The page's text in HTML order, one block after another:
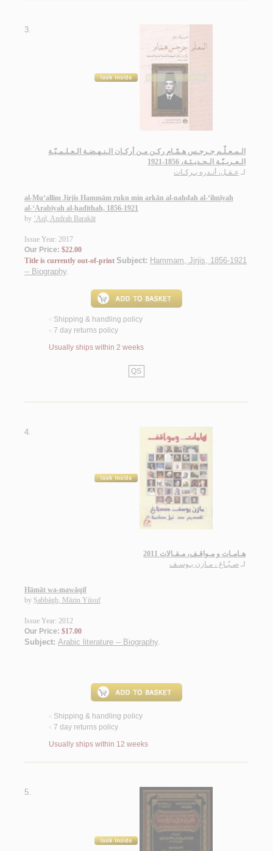
3.
الـمـعـلّـم جـرجـس هـمّـام ركـن مـن أركـان الـنـهـضـة الـعـلـمـيّـة
الـعـربـيّـة الـحـديـثـة، 1856-1921
لـ عـقـل، أنـدره بـركـات
al-Mu‘allim Jirjis Hammām rukn min arkān al-nahḍah al-‘ilmīyah
al-‘Arabīyah al-ḥadīthah, 1856-1921
by ‘Aql, Andrah Barakāt
Issue Year: 2017
Our Price: $22.00
Title is currently out-of-print Subject: Hammam, Jirjis, 1856-1921
-- Biography.
< Shipping & handling policy
< 7 day returns policy
Usually ships within 2 weeks
QS
4.
هـامـات و مـواقـف، مـقـالات 2011
لـ صـبّـاغ ، مـازن يـوسـف
Hāmāt wa-mawāqif
by Ṣabbāgh, Māzin Yūsuf
Issue Year: 2012
Our Price: $17.00
Subject: Arabic literature -- Biography.
< Shipping & handling policy
< 7 day returns policy
Usually ships within 12 weeks
5.